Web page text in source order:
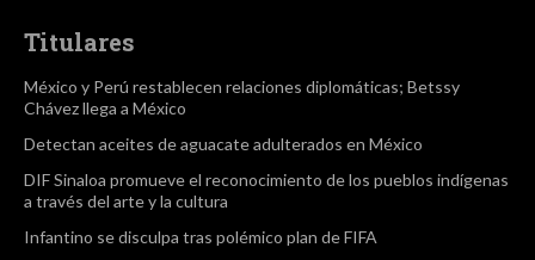
Titulares
México y Perú restablecen relaciones diplomáticas; Betssy
Chávez llega a México
Detectan aceites de aguacate adulterados en México
DIF Sinaloa promueve el reconocimiento de los pueblos indígenas
a través del arte y la cultura
Infantino se disculpa tras polémico plan de FIFA